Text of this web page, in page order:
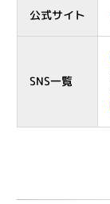
公式サイト
SNS一覧